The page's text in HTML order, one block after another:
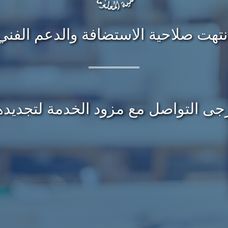
صلاحية الاستضافة والدعم
التواصل مع مزود الخدمة